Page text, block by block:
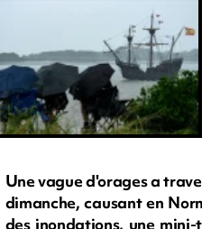
Une vague d'orages a
dimanche, causant en
des inondations, une